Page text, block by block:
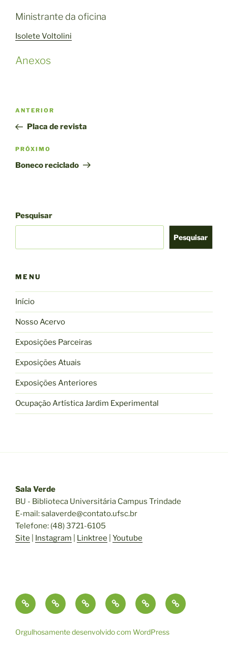
Ministrante da oficina
Isolete Voltolini
Anexos
Navegação
Post
Post
anterior
ANTERIOR
Placa de revista
Próximo
post
PRÓXIMO
Boneco reciclado
Pesquisar
Pesquisar
MENU
Início
Nosso Acervo
Exposições Parceiras
Exposições Atuais
Exposições Anteriores
Ocupação Artística Jardim Experimental
Sala Verde
BU - Biblioteca Universitária Campus Trindade
E-mail: salaverde@contato.ufsc.br
Telefone: (48) 3721-6105
Site
Instagram Linktree Youtube
Início
Nosso
Acervo
Exposições
Parceiras
Exposições
Atuais
Exposições
Anteriores
Ocupação
Artística
Orgulhosamente desenvolvido com WordPress